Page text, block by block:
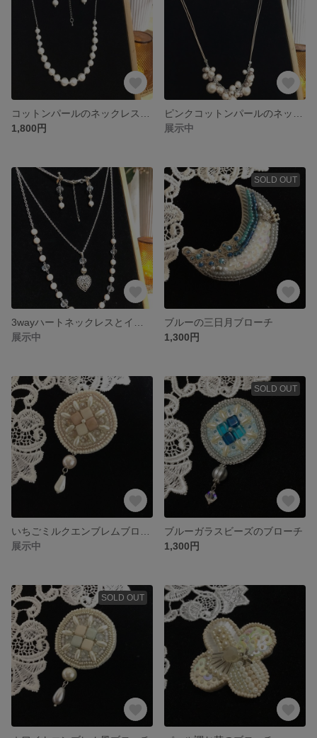
1,800円
展示中
展示中
SOLD OUT
ブルーの三日月ブローチ
1,300円
展示中
SOLD OUT
ブルーガラスビーズのブローチ
1,300円
SOLD OUT